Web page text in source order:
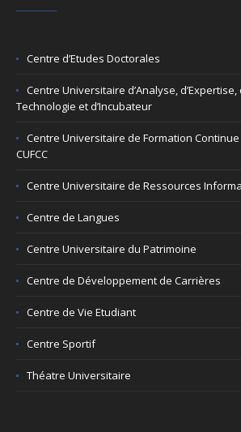
Centre d’Etudes Doctorales
Centre Universitaire d’Analyse,
Technologie et d’Incubateur
Centre Universitaire de Formation
CUFCC
Centre Universitaire de Ressources
Centre de Langues
Centre Universitaire du Patrimoine
Centre de Développement de Carrières
Centre de Vie Etudiant
Centre Sportif
Théatre Universitaire